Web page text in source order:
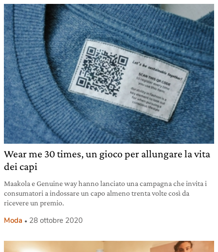
Wear me 30 times, un gioco per allungare la vita
dei capi
Maakola e Genuine way hanno lanciato una campagna che invita i
consumatori a indossare un capo almeno trenta volte così da
ricevere un premio.
Moda 28 ottobre 2020